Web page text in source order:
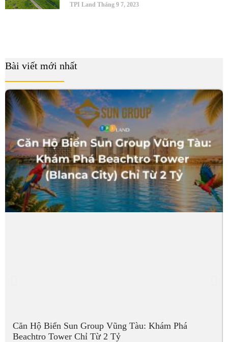
TPI Land Tháng 9 7, 2023
Bài viết mới nhất
Căn Hộ Biển Sun Group Vũng Tàu: Khám Phá
Beachtro Tower Chỉ Từ 2 Tỷ